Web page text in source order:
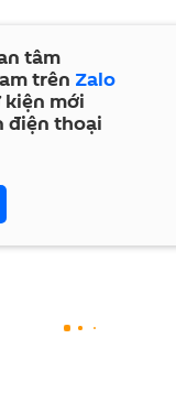
tâm
trên Zalo
kiện mới
điện thoại